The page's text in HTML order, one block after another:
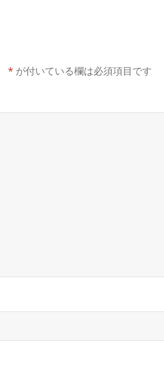
* が付いている欄は必須項目です